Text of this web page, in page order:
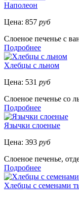
Наполеон
Цена: 857 руб
Слоеное печенье с
Подробнее
Хлебцы с льном
Цена: 531 руб
Слоеное печенье со
Подробнее
Язычки слоеные
Цена: 393 руб
Слоеное печенье,
Подробнее
Хлебцы с семенами